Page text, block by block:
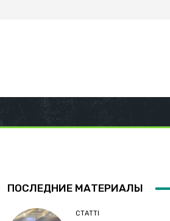
ПОСЛЕДНИЕ МАТЕРИАЛЫ
СТАТТІ